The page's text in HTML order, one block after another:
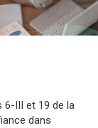
III et 19 de la
dans